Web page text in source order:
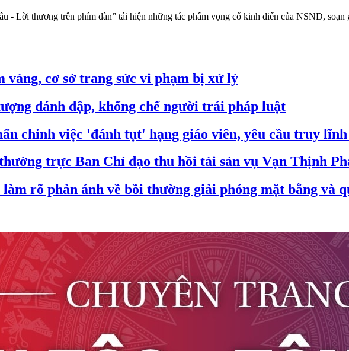
- Lời thương trên phím đàn” tái hiện những tác phẩm vọng cổ kinh điển của NSND, soạn
cơ sở trang sức vi phạm bị xử lý
đánh đập, khống chế người trái pháp luật
chỉnh việc 'đánh tụt' hạng giáo viên, yêu cầu truy
trực Ban Chỉ đạo thu hồi tài sản vụ Vạn Thịnh
rõ phản ánh về bồi thường giải phóng mặt bằng và